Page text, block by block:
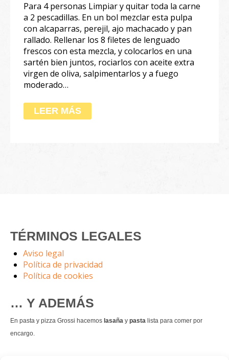
Para 4 personas Limpiar y quitar toda la carne
a 2 pescadillas. En un bol mezclar esta pulpa
con alcaparras, perejil, ajo machacado y pan
rallado. Rellenar los 8 filetes de lenguado
frescos con esta mezcla, y colocarlos en una
sartén bien juntos, rociarlos con aceite extra
virgen de oliva, salpimentarlos y a fuego
moderado…
LEER MÁS
TÉRMINOS LEGALES
Aviso legal
Política de privacidad
Política de cookies
… Y ADEMÁS
En pasta y pizza Grossi hacemos lasaña y pasta lista para comer por
encargo.